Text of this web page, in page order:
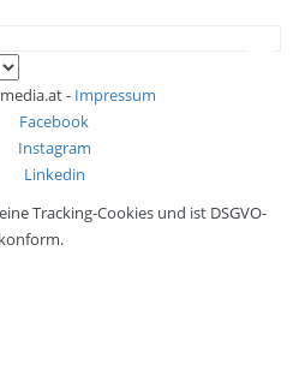
- Impressum
Facebook
Instagram
Linkedin
Tracking-Cookies und ist DSGVO-
konform.